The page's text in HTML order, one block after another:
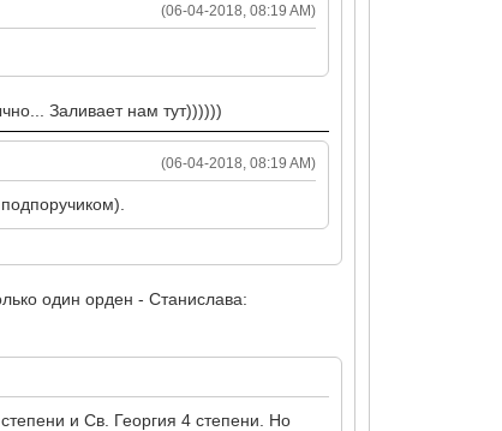
(06-04-2018, 08:19 AM)
Заливает нам тут))))))
(06-04-2018, 08:19 AM)
один орден - Станислава:
и Св. Георгия 4 степени. Но